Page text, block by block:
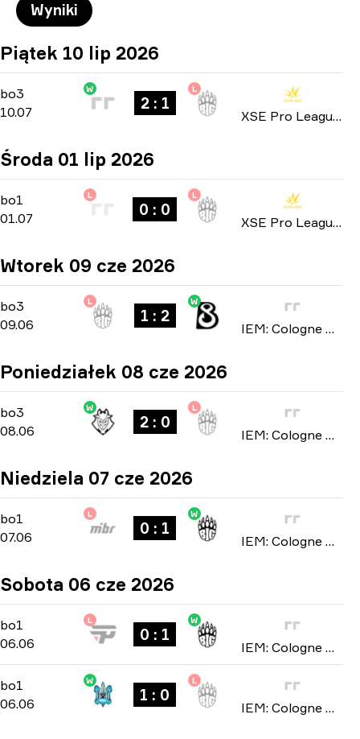
Wyniki
Piątek 10 lip 2026
bo3 -bo3
10.07
W
2 : 1
L
XSE Pro League 2026
Środa 01 lip 2026
bo1 Group Stage
bo1
01.07
L
0 : 0
L
XSE Pro League 2026
Wtorek 09 cze 2026
bo3
bo3
09.06
L
1 : 2
W
IEM: Cologne Major 2026
Poniedziałek 08 cze 2026
bo3
bo3
08.06
W
2 : 0
L
IEM: Cologne Major 2026
Niedziela 07 cze 2026
bo1
bo1
07.06
L
0 : 1
W
IEM: Cologne Major 2026
Sobota 06 cze 2026
bo1
bo1
06.06
L
0 : 1
W
IEM: Cologne Major 2026
bo1
bo1
06.06
W
1 : 0
L
IEM: Cologne Major 2026